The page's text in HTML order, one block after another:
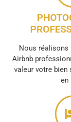
Nous réalisons
Airbnb
valeur votre bien
en